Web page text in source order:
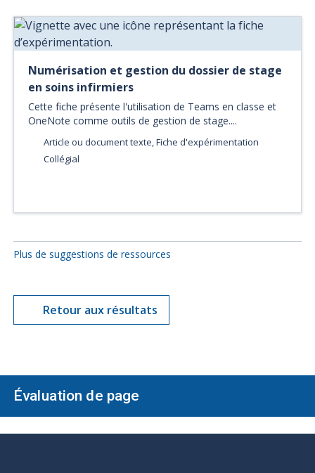
Numérisation et gestion du dossier de stage
en soins infirmiers
Cette fiche présente l'utilisation de Teams en classe et
OneNote comme outils de gestion de stage....
Article ou document texte, Fiche d'expérimentation
Collégial
Plus de suggestions de ressources
Retour aux résultats
Évaluation de page